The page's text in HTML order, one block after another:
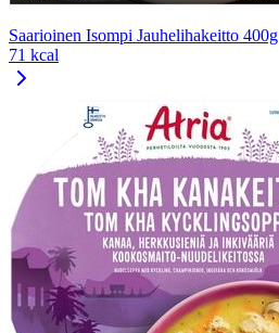
Saarioinen Isompi Jauhelihakeitto 400g
71 kcal